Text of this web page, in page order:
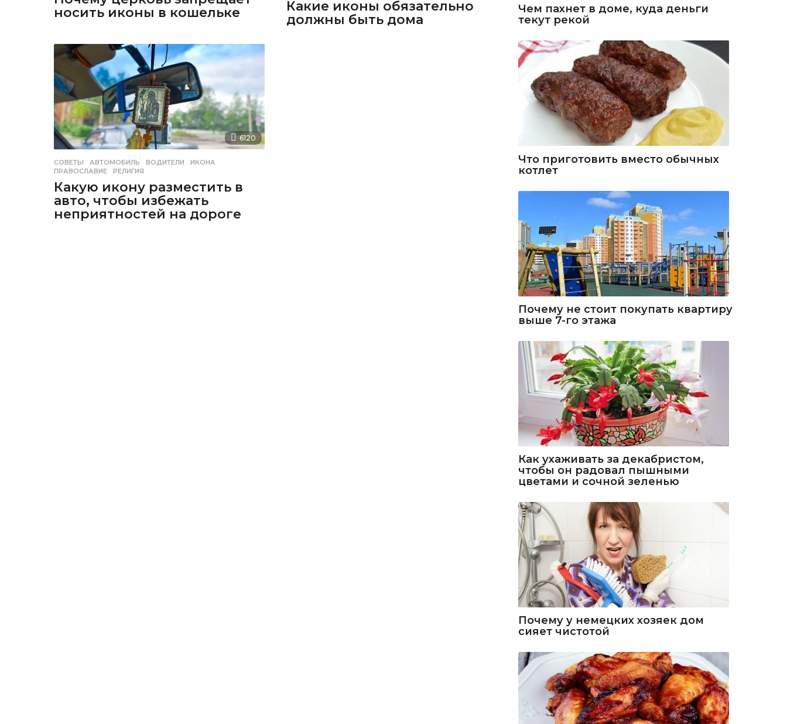
носить иконы в кошельке
Какие иконы обязательно
должны быть дома
6120
СОВЕТЫ АВТОМОБИЛЬ ,ВОДИТЕЛИ ,ИКОНА
ПРАВОСЛАВИЕ
,РЕЛИГИЯ
Какую икону разместить в
авто, чтобы избежать
неприятностей на дороге
Чем пахнет в доме, куда деньги
текут рекой
Что приготовить вместо обычных
котлет
Почему не стоит покупать квартиру
выше 7-го этажа
Как ухаживать за декабристом,
чтобы он радовал пышными
цветами и сочной зеленью
Почему у немецких хозяек дом
сияет чистотой